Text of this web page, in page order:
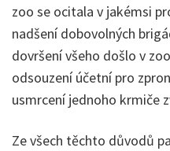
zoo se ocitala v jakémsi
nadšení dobovolných
dovršení všeho došlo v
odsouzení účetní pro
usmrcení jednoho krmiče
Ze všech těchto důvodů